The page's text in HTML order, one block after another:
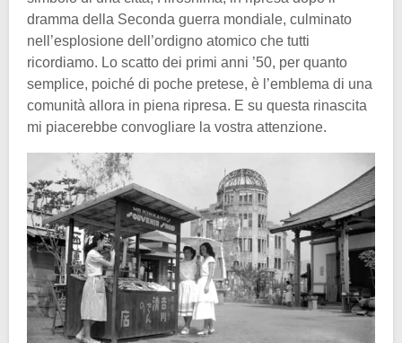
dramma della Seconda guerra mondiale, culminato
nell’esplosione dell’ordigno atomico che tutti
ricordiamo. Lo scatto dei primi anni ’50, per quanto
semplice, poiché di poche pretese, è l’emblema di una
comunità allora in piena ripresa. E su questa rinascita
mi piacerebbe convogliare la vostra attenzione.